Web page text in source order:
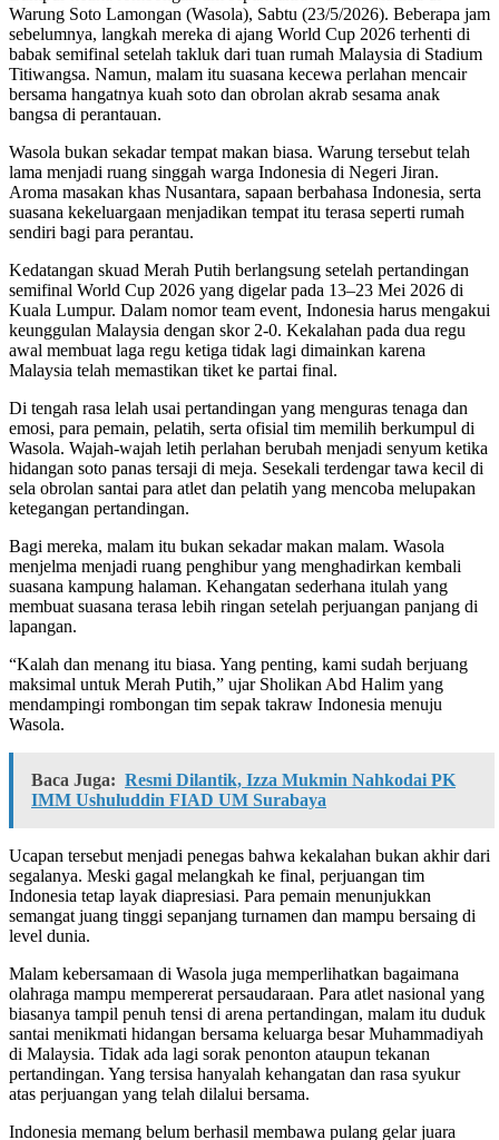
Warung Soto Lamongan (Wasola), Sabtu (23/5/2026). Beberapa jam
sebelumnya, langkah mereka di ajang World Cup 2026 terhenti di
babak semifinal setelah takluk dari tuan rumah Malaysia di Stadium
Titiwangsa. Namun, malam itu suasana kecewa perlahan mencair
bersama hangatnya kuah soto dan obrolan akrab sesama anak
bangsa di perantauan.
Wasola bukan sekadar tempat makan biasa. Warung tersebut telah
lama menjadi ruang singgah warga Indonesia di Negeri Jiran.
Aroma masakan khas Nusantara, sapaan berbahasa Indonesia, serta
suasana kekeluargaan menjadikan tempat itu terasa seperti rumah
sendiri bagi para perantau.
Kedatangan skuad Merah Putih berlangsung setelah pertandingan
semifinal World Cup 2026 yang digelar pada 13–23 Mei 2026 di
Kuala Lumpur. Dalam nomor team event, Indonesia harus mengakui
keunggulan Malaysia dengan skor 2-0. Kekalahan pada dua regu
awal membuat laga regu ketiga tidak lagi dimainkan karena
Malaysia telah memastikan tiket ke partai final.
Di tengah rasa lelah usai pertandingan yang menguras tenaga dan
emosi, para pemain, pelatih, serta ofisial tim memilih berkumpul di
Wasola. Wajah-wajah letih perlahan berubah menjadi senyum ketika
hidangan soto panas tersaji di meja. Sesekali terdengar tawa kecil di
sela obrolan santai para atlet dan pelatih yang mencoba melupakan
ketegangan pertandingan.
Bagi mereka, malam itu bukan sekadar makan malam. Wasola
menjelma menjadi ruang penghibur yang menghadirkan kembali
suasana kampung halaman. Kehangatan sederhana itulah yang
membuat suasana terasa lebih ringan setelah perjuangan panjang di
lapangan.
“Kalah dan menang itu biasa. Yang penting, kami sudah berjuang
maksimal untuk Merah Putih,” ujar Sholikan Abd Halim yang
mendampingi rombongan tim sepak takraw Indonesia menuju
Wasola.
Baca Juga: Resmi Dilantik, Izza Mukmin Nahkodai PK
IMM Ushuluddin FIAD UM Surabaya
Ucapan tersebut menjadi penegas bahwa kekalahan bukan akhir dari
segalanya. Meski gagal melangkah ke final, perjuangan tim
Indonesia tetap layak diapresiasi. Para pemain menunjukkan
semangat juang tinggi sepanjang turnamen dan mampu bersaing di
level dunia.
Malam kebersamaan di Wasola juga memperlihatkan bagaimana
olahraga mampu mempererat persaudaraan. Para atlet nasional yang
biasanya tampil penuh tensi di arena pertandingan, malam itu duduk
santai menikmati hidangan bersama keluarga besar Muhammadiyah
di Malaysia. Tidak ada lagi sorak penonton ataupun tekanan
pertandingan. Yang tersisa hanyalah kehangatan dan rasa syukur
atas perjuangan yang telah dilalui bersama.
Indonesia memang belum berhasil membawa pulang gelar juara